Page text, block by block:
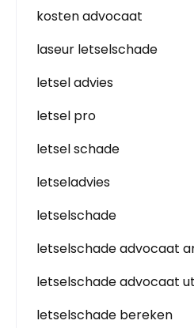
kosten advocaat
laseur letselschade
letsel advies
letsel pro
letsel schade
letseladvies
letselschade
letselschade advocaat
letselschade advocaat
letselschade bereken